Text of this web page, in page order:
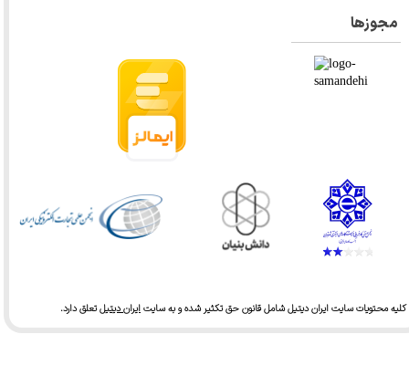
★
محتویات سایت ایران دیتیل شامل قانون حق تکثیر شده و به سایتایران دیتیلتعلق دارد.​​​​​​​
مجوزها